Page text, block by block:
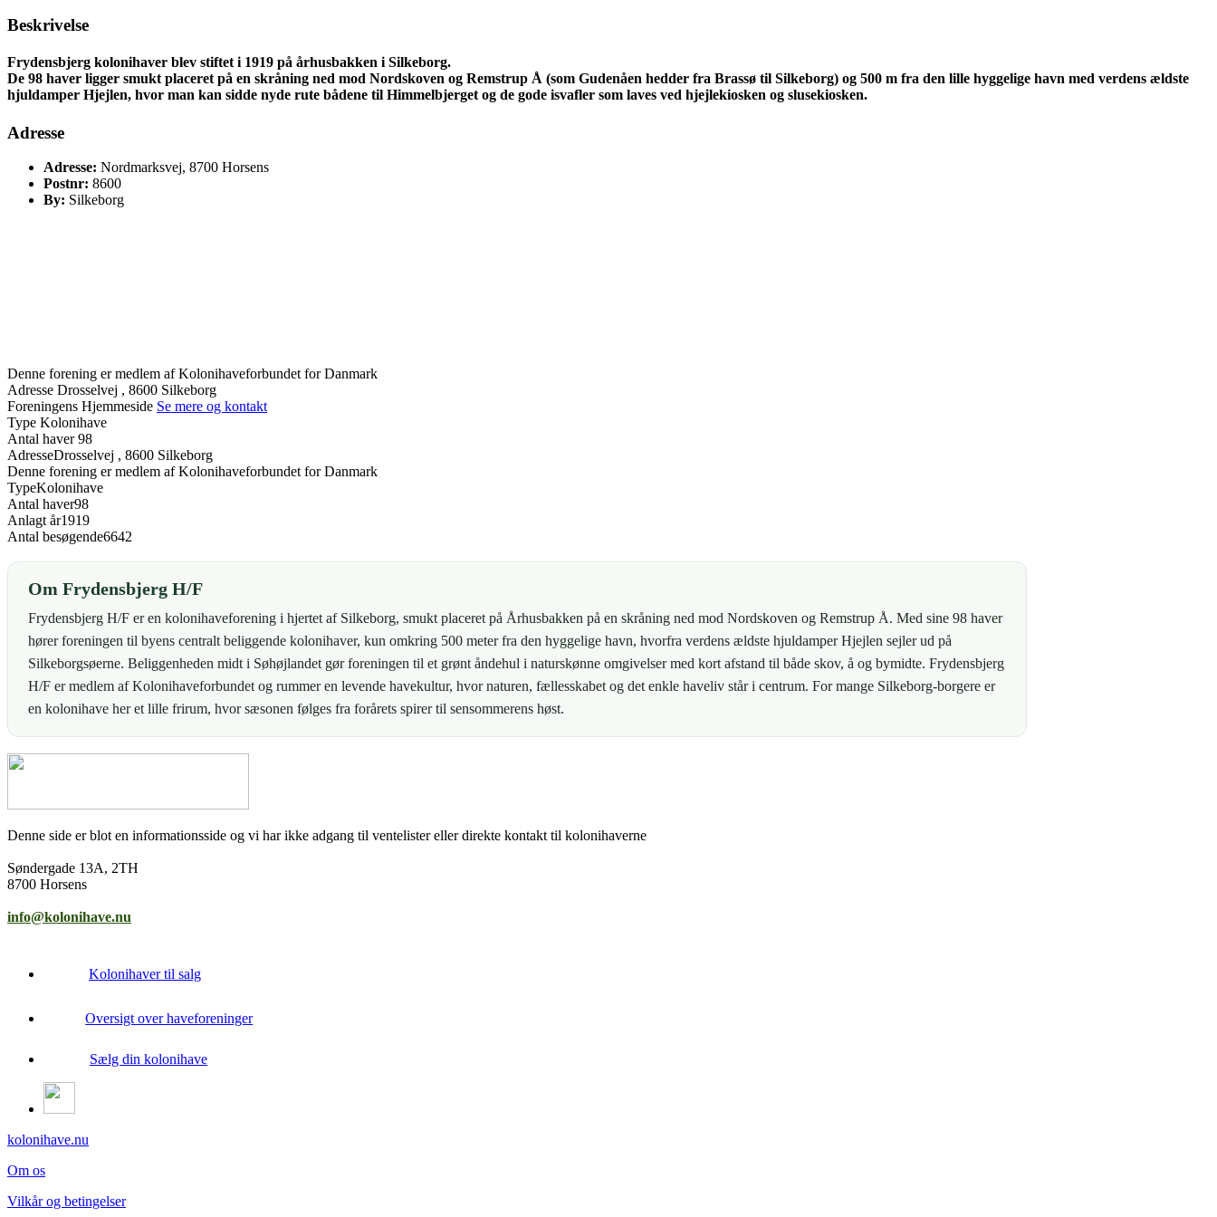
Beskrivelse
Frydensbjerg kolonihaver blev stiftet i 1919 på århusbakken i Silkeborg.
De 98 haver ligger smukt placeret på en skråning ned mod Nordskoven og Remstrup Å (som Gudenåen hedder fra Brassø til Silkeborg) og 500 m fra den lille hyggelige havn med verdens ældste
hjuldamper Hjejlen, hvor man kan sidde nyde rute bådene til Himmelbjerget og de gode isvafler som laves ved hjejlekiosken og slusekiosken.
Adresse
Adresse: Nordmarksvej, 8700 Horsens
Postnr: 8600
By: Silkeborg
Denne forening er medlem af Kolonihaveforbundet for Danmark
Adresse Drosselvej , 8600 Silkeborg
Foreningens Hjemmeside Se mere og kontakt
Type Kolonihave
Antal haver 98
AdresseDrosselvej , 8600 Silkeborg
Denne forening er medlem af Kolonihaveforbundet for Danmark
TypeKolonihave
Antal haver98
Anlagt år1919
Antal besøgende6642
Om Frydensbjerg H/F
Frydensbjerg H/F er en kolonihaveforening i hjertet af Silkeborg, smukt placeret på Århusbakken på en skråning ned mod Nordskoven og Remstrup Å. Med sine 98 haver
hører foreningen til byens centralt beliggende kolonihaver, kun omkring 500 meter fra den hyggelige havn, hvorfra verdens ældste hjuldamper Hjejlen sejler ud på
Silkeborgsøerne. Beliggenheden midt i Søhøjlandet gør foreningen til et grønt åndehul i naturskønne omgivelser med kort afstand til både skov, å og bymidte. Frydensbjerg
H/F er medlem af Kolonihaveforbundet og rummer en levende havekultur, hvor naturen, fællesskabet og det enkle haveliv står i centrum. For mange Silkeborg-borgere er
en kolonihave her et lille frirum, hvor sæsonen følges fra forårets spirer til sensommerens høst.
Denne side er blot en informationsside og vi har ikke adgang til ventelister eller direkte kontakt til kolonihaverne
Søndergade 13A, 2TH
8700 Horsens
info@kolonihave.nu
Kolonihaver til salg
Oversigt over haveforeninger
Sælg din kolonihave
kolonihave.nu
Om os
Vilkår og betingelser